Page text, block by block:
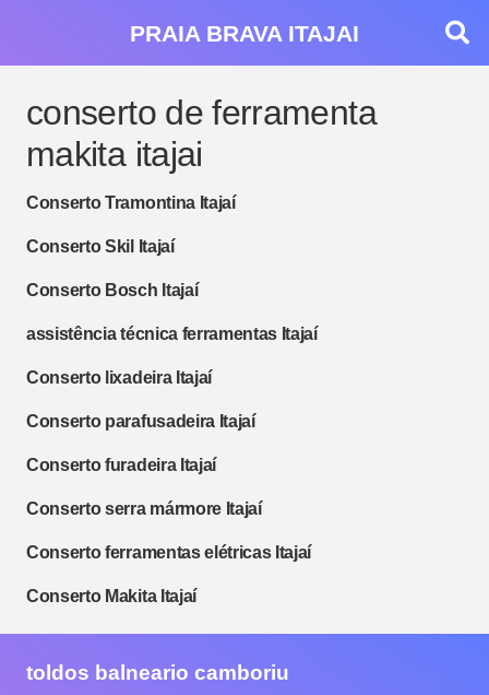
PRAIA BRAVA ITAJAI
conserto de ferramenta
makita itajai
Conserto Tramontina Itajaí
Conserto Skil Itajaí
Conserto Bosch Itajaí
assistência técnica ferramentas Itajaí
Conserto lixadeira Itajaí
Conserto parafusadeira Itajaí
Conserto furadeira Itajaí
Conserto serra mármore Itajaí
Conserto ferramentas elétricas Itajaí
Conserto Makita Itajaí
toldos balneario camboriu